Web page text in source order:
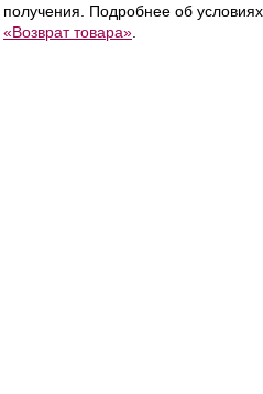
NEW
получения. Подробнее об
«Возврат товара»